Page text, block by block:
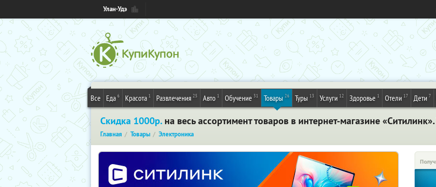
Улан-Удэ
Все Еда 6 Красота 1 Развлечения 25 Авто 1 Обучение 31 Товары 26 Туры 13 Услуги 12 Здоровье 1 Отели 17 Дети 7
Скидка 1000р. на весь ассортимент товаров в интернет-магазине
Главная Товары Электроника